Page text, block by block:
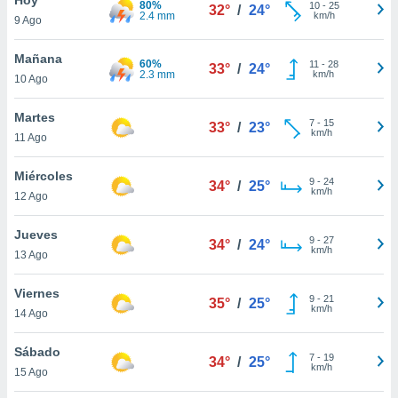
en
más
nuestra
de
cookies
aceptar
9 Ago
80%
2.4 mm
32° / 24° 10- 25
km/h
Mañana
10 Ago
60%
2.3 mm
33° / 24° 11 - 28
km/h
Martes
11 Ago
33° / 23° 7- 15
km/h
Miércoles
12 Ago
34° / 25° 9- 24
km/h
Jueves
13 Ago
34° / 24° 9- 27
km/h
Viernes
14 Ago
35° / 25° 9- 21
km/h
Sábado
15 Ago
34° / 25° 7- 19
km/h